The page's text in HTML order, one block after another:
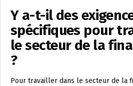
Y a-t-il des
spécifiques pour
le secteur de la
?
Pour travailler dans le secteur de la